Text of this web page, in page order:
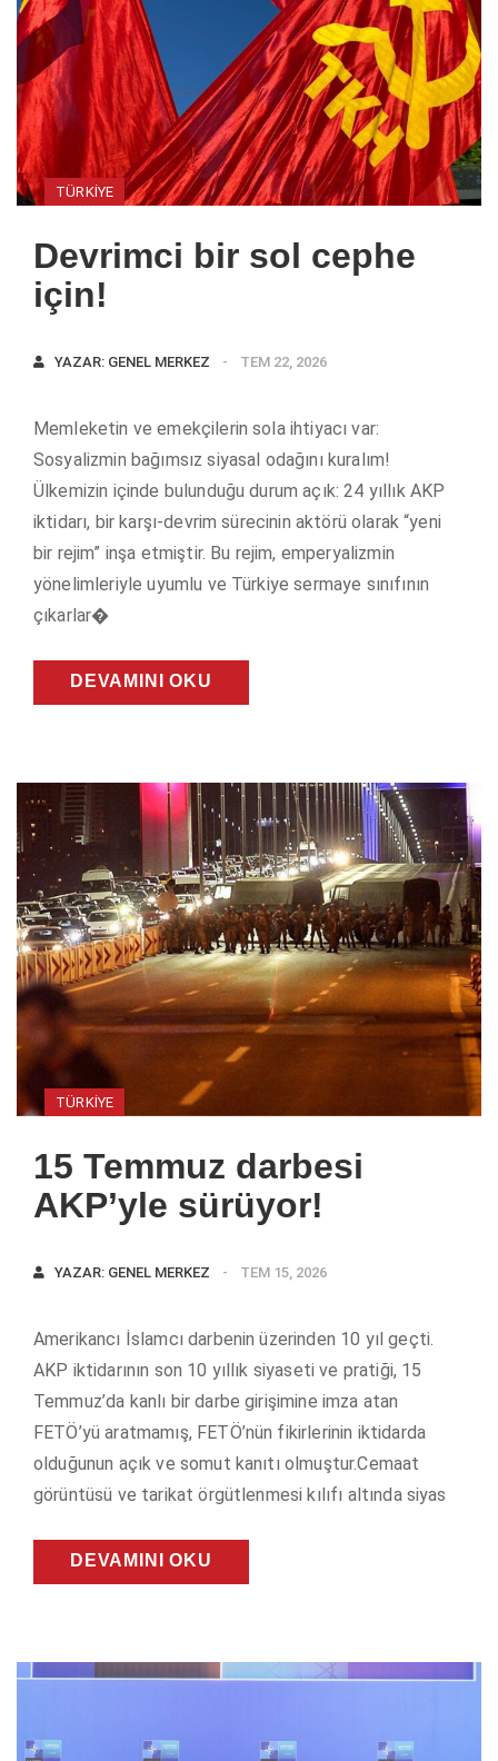
TÜRKIYE
Devrimci bir sol cephe
için!
YAZAR: GENEL MERKEZ TEM 22, 2026
Memleketin ve emekçilerin sola ihtiyacı var:
Sosyalizmin bağımsız siyasal odağını kuralım!
Ülkemizin içinde bulunduğu durum açık: 24 yıllık AKP
iktidarı, bir karşı-devrim sürecinin aktörü olarak “yeni
bir rejim” inşa etmiştir. Bu rejim, emperyalizmin
yönelimleriyle uyumlu ve Türkiye sermaye sınıfının
çıkarlar�
DEVAMINI OKU
TÜRKIYE
15 Temmuz darbesi
AKP’yle sürüyor!
YAZAR: GENEL MERKEZ TEM 15, 2026
Amerikancı İslamcı darbenin üzerinden 10 yıl geçti.
AKP iktidarının son 10 yıllık siyaseti ve pratiği, 15
Temmuz’da kanlı bir darbe girişimine imza atan
FETÖ’yü aratmamış, FETÖ’nün fikirlerinin iktidarda
olduğunun açık ve somut kanıtı olmuştur.Cemaat
görüntüsü ve tarikat örgütlenmesi kılıfı altında siyas
DEVAMINI OKU